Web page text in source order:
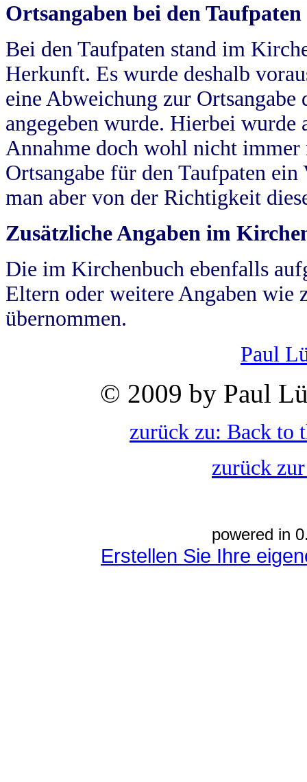
Ortsangaben bei den Taufpaten
Bei den Taufpaten stand im
Herkunft. Es wurde deshalb
eine Abweichung zur
angegeben wurde. Hierbei wurde
Annahme doch wohl nicht
Ortsangabe für den Taufpaten
man aber von der Richtigkeit
Zusätzliche Angaben im
Die im Kirchenbuch ebenfalls
Eltern oder weitere Angaben wie
übernommen.
Paul
© 2009 by Paul
zurück zu: Back to
zurück
powered in
Erstellen Sie Ihre